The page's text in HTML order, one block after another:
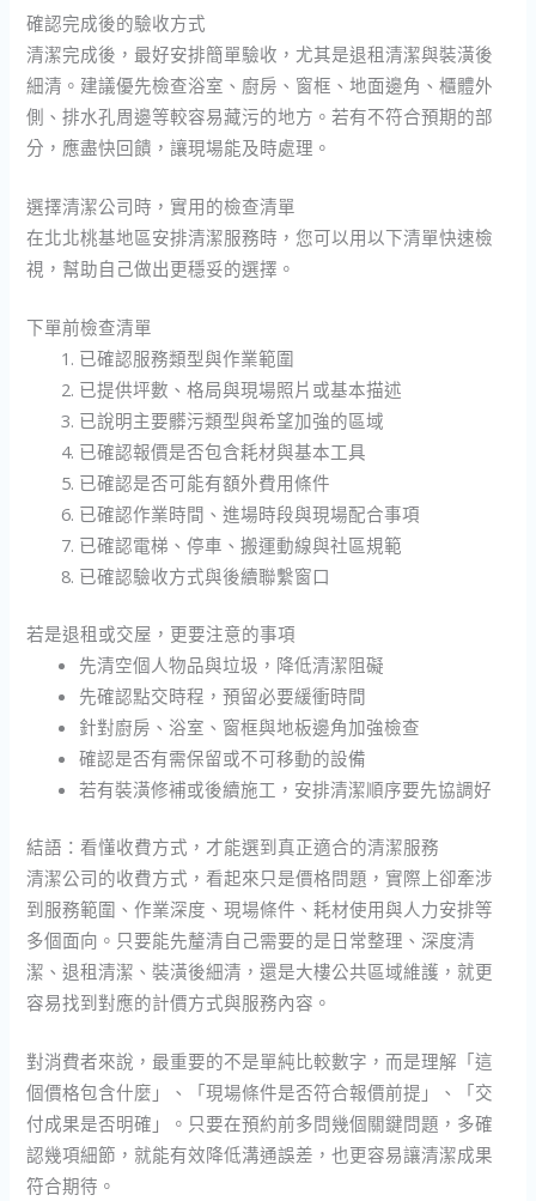
確認完成後的驗收方式
清潔完成後，最好安排簡單驗收，尤其是退租清潔與裝潢後
細清。建議優先檢查浴室、廚房、窗框、地面邊角、櫃體外
側、排水孔周邊等較容易藏污的地方。若有不符合預期的部
分，應盡快回饋，讓現場能及時處理。
選擇清潔公司時，實用的檢查清單
在北北桃基地區安排清潔服務時，您可以用以下清單快速檢
視，幫助自己做出更穩妥的選擇。
下單前檢查清單
已確認服務類型與作業範圍
已提供坪數、格局與現場照片或基本描述
已說明主要髒污類型與希望加強的區域
已確認報價是否包含耗材與基本工具
已確認是否可能有額外費用條件
已確認作業時間、進場時段與現場配合事項
已確認電梯、停車、搬運動線與社區規範
已確認驗收方式與後續聯繫窗口
若是退租或交屋，更要注意的事項
先清空個人物品與垃圾，降低清潔阻礙
先確認點交時程，預留必要緩衝時間
針對廚房、浴室、窗框與地板邊角加強檢查
確認是否有需保留或不可移動的設備
若有裝潢修補或後續施工，安排清潔順序要先協調好
結語：看懂收費方式，才能選到真正適合的清潔服務
清潔公司的收費方式，看起來只是價格問題，實際上卻牽涉
到服務範圍、作業深度、現場條件、耗材使用與人力安排等
多個面向。只要能先釐清自己需要的是日常整理、深度清
潔、退租清潔、裝潢後細清，還是大樓公共區域維護，就更
容易找到對應的計價方式與服務內容。
對消費者來說，最重要的不是單純比較數字，而是理解「這
個價格包含什麼」、「現場條件是否符合報價前提」、「交
付成果是否明確」。只要在預約前多問幾個關鍵問題，多確
認幾項細節，就能有效降低溝通誤差，也更容易讓清潔成果
符合期待。